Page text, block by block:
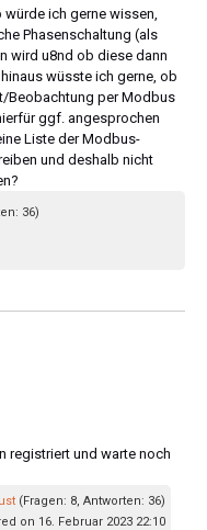
ich gerne wissen,
Phasenschaltung (als
wird u8nd ob diese dann
wüsste ich gerne, ob
Beobachtung per Modbus
ggf. angesprochen
Liste der Modbus-
und deshalb nicht
36)
registriert und warte noch
(Fragen: 8, Antworten: 36)
on 16. Februar 2023 22:10